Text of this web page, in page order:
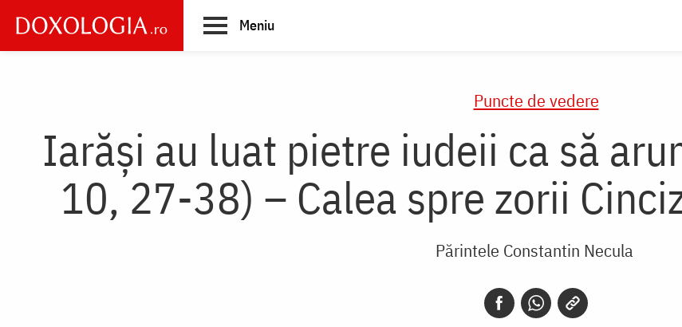
main
Meniu
Puncte de vedere
Iarăși au luat pietre iudeii ca să
10, 27-38) – Calea spre zorii
Părintele Constantin Necula